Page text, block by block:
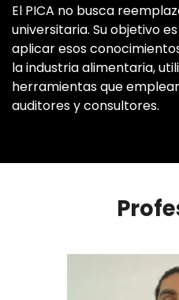
El PICA no busca
universitaria. Su objetivo
aplicar esos
la industria alimentaria,
herramientas que
auditores y consultores.